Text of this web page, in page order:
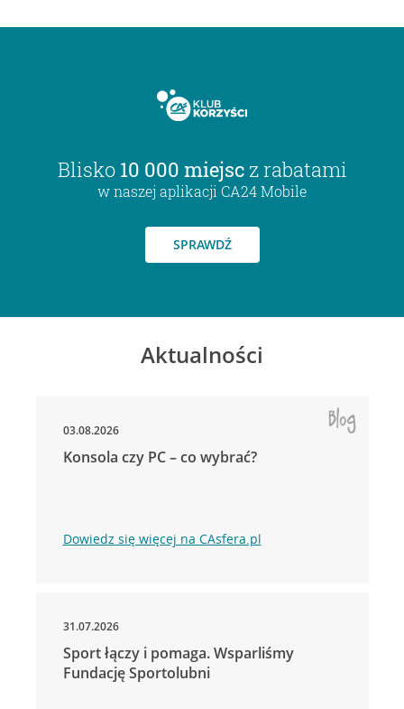
Blisko 10 000 miejsc z rabatami
w naszej aplikacji CA24 Mobile
SPRAWDŹ
Aktualności
03.08.2026
Konsola czy PC – co wybrać?
Dowiedz się więcej na CAsfera.pl
31.07.2026
Sport łączy i pomaga. Wsparliśmy
Fundację Sportolubni